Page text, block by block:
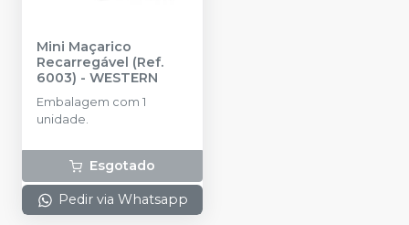
Mini Maçarico
Recarregável (Ref.
6003) - WESTERN
Embalagem com 1
unidade.
Esgotado
Pedir via Whatsapp